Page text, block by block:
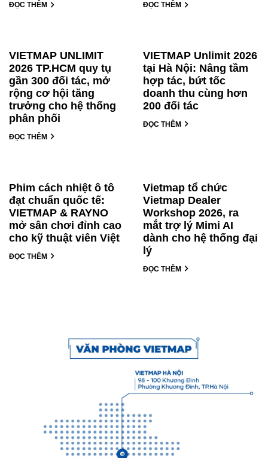
ĐỌC THÊM ĐỌC THÊM
VIETMAP UNLIMIT
2026 TP.HCM quy tụ
gần 300 đối tác, mở
rộng cơ hội tăng
trưởng cho hệ thống
phân phối
ĐỌC THÊM
VIETMAP Unlimit 2026
tại Hà Nội: Nâng tầm
hợp tác, bứt tốc
doanh thu cùng hơn
200 đối tác
ĐỌC THÊM
Phim cách nhiệt ô tô
đạt chuẩn quốc tế:
VIETMAP & RAYNO
mở sân chơi đỉnh cao
cho kỹ thuật viên Việt
ĐỌC THÊM
Vietmap tổ chức
Vietmap Dealer
Workshop 2026, ra
mắt trợ lý Mimi AI
dành cho hệ thống đại
lý
ĐỌC THÊM